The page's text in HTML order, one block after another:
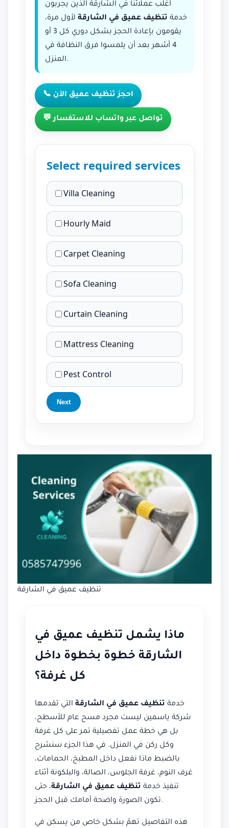
أغلب عملائنا في الشارقة الذين يجربون
خدمة تنظيف عميق في الشارقة لأول مرة،
يقومون بإعادة الحجز بشكل دوري كل 3 أو
4 أشهر بعد أن يلمسوا فرق النظافة في
المنزل.
📞 احجز تنظيف عميق الآن
💬 تواصل عبر واتساب للاستفسار
Select required services
Villa Cleaning
Hourly Maid
Carpet Cleaning
Sofa Cleaning
Curtain Cleaning
Mattress Cleaning
Pest Control
Next
تنظيف عميق في الشارقة
ماذا يشمل تنظيف عميق في
الشارقة خطوة بخطوة داخل
كل غرفة؟
خدمة تنظيف عميق في الشارقة التي تقدمها
شركة ياسمين ليست مجرد مسح عام للأسطح،
بل هي خطة عمل تفصيلية تمر على كل غرفة
وكل ركن في المنزل. في هذا الجزء سنشرح
بالضبط ماذا نفعل داخل المطبخ، الحمامات،
غرف النوم، غرفة الجلوس، الصالة، والبلكونة أثناء
تنفيذ خدمة تنظيف عميق في الشارقة، حتى
تكون الصورة واضحة أمامك قبل الحجز.
هذه التفاصيل تهمّ بشكل خاص من يسكن في